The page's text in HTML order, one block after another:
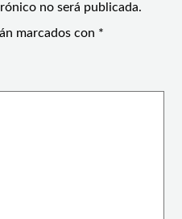
no será publicada.
marcados con *